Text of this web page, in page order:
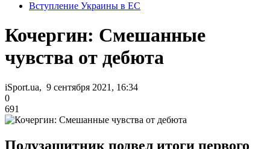
Вступление Украины в ЕС
Кочергин: Смешанные
чувства от дебюта
iSport.ua, 9 сентября 2021, 16:34
0
691
Полузащитник подвел итоги первого